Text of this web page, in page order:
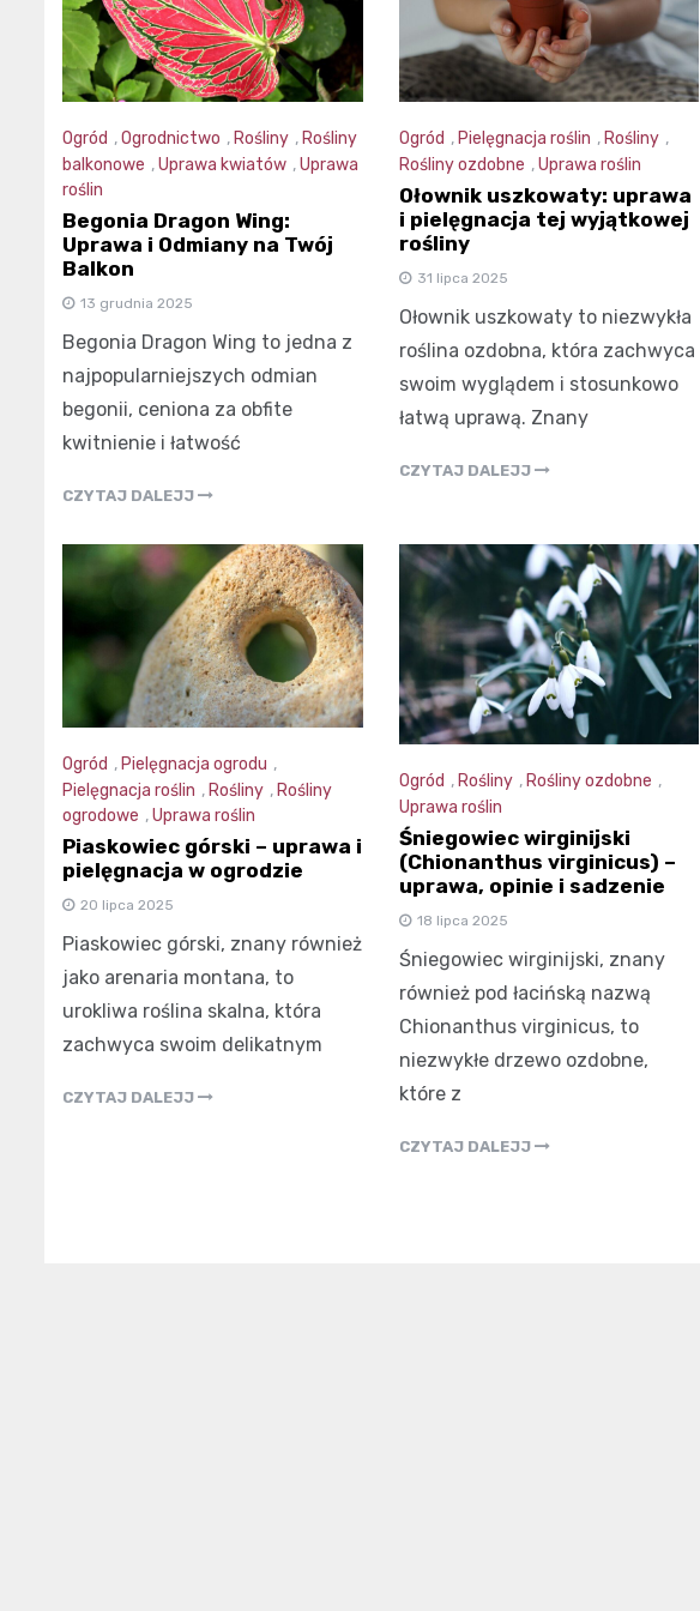
Ogród ,Ogrodnictwo , Rośliny , Rośliny
balkonowe ,Uprawa kwiatów ,Uprawa
roślin
Begonia Dragon Wing:
Uprawa i Odmiany na Twój
Balkon
13 grudnia 2025
Begonia Dragon Wing to jedna z
najpopularniejszych odmian
begonii, ceniona za obfite
kwitnienie i łatwość
CZYTAJ DALEJJ
Ogród , Pielęgnacja roślin , Rośliny ,
Rośliny ozdobne ,Uprawa roślin
Ołownik uszkowaty: uprawa
i pielęgnacja tej wyjątkowej
rośliny
31 lipca 2025
Ołownik uszkowaty to niezwykła
roślina ozdobna, która zachwyca
swoim wyglądem i stosunkowo
łatwą uprawą. Znany
CZYTAJ DALEJJ
Ogród , Pielęgnacja ogrodu ,
Pielęgnacja roślin , Rośliny , Rośliny
ogrodowe ,Uprawa roślin
Piaskowiec górski – uprawa i
pielęgnacja w ogrodzie
20 lipca 2025
Piaskowiec górski, znany również
jako arenaria montana, to
urokliwa roślina skalna, która
zachwyca swoim delikatnym
CZYTAJ DALEJJ
Ogród , Rośliny , Rośliny ozdobne ,
Uprawa roślin
Śniegowiec wirginijski
(Chionanthus virginicus) –
uprawa, opinie i sadzenie
18 lipca 2025
Śniegowiec wirginijski, znany
również pod łacińską nazwą
Chionanthus virginicus, to
niezwykłe drzewo ozdobne,
które z
CZYTAJ DALEJJ